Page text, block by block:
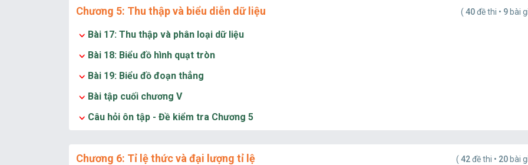
Chương 5: Thu thập và biểu diễn dữ liệu ( 40đề thi • 9 bài
Bài 17: Thu thập và phân loại dữ liệu
Bài 18: Biểu đồ hình quạt tròn
Bài 19: Biểu đồ đoạn thẳng
Bài tập cuối chương V
Câu hỏi ôn tập - Đề kiểm tra Chương 5
Chương 6: Tỉ lệ thức và đại lượng tỉ lệ ( 42đề thi • 20 bài